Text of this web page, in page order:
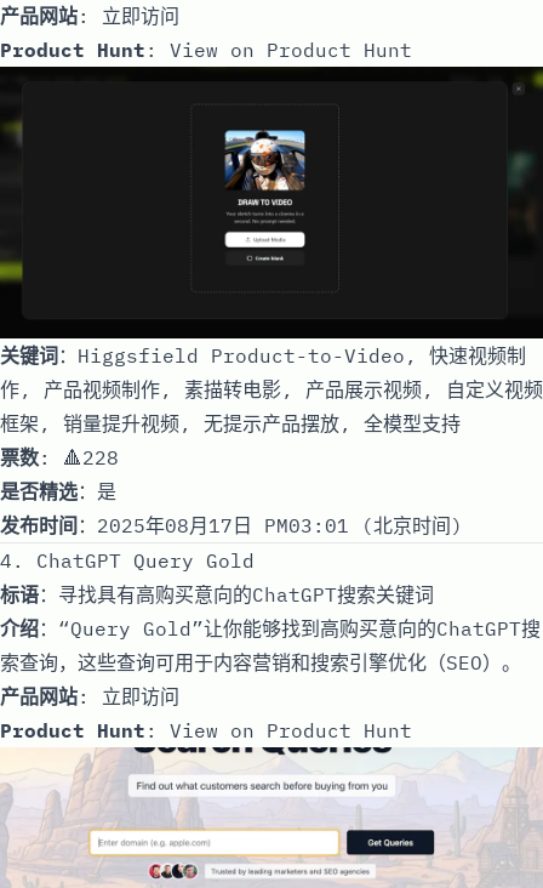
产品网站: 立即访问
Product Hunt : View on Product Hunt
关键词：Higgsfield Product-to-Video, 快速视频制
作, 产品视频制作, 素描转电影, 产品展示视频, 自定义视频
框架, 销量提升视频, 无提示产品摆放, 全模型支持
票数: 🔺228
是否精选：是
发布时间 ：2025年08月17日 PM03:01 (北京时间)
4. ChatGPT Query Gold
标语：寻找具有高购买意向的ChatGPT搜索关键词
介绍：“Query Gold”让你能够找到高购买意向的ChatGPT搜
索查询，这些查询可用于内容营销和搜索引擎优化（SEO）。
产品网站: 立即访问
Product Hunt : View on Product Hunt